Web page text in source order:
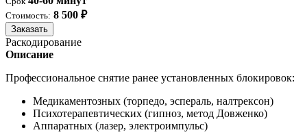
Стоимость: 8 500 ₽
Заказать
Раскодирование
Описание
Профессиональное снятие ранее установленных блокировок:
Медикаментозных (торпедо, эспераль, налтрексон)
Психотерапевтических (гипноз, метод Довженко)
Аппаратных (лазер, электроимпульс)